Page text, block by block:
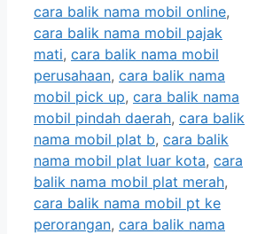
cara balik nama mobil online,
cara balik nama mobil pajak
mati, cara balik nama mobil
perusahaan, cara balik nama
mobil pick up, cara balik nama
mobil pindah daerah, cara balik
nama mobil plat b, cara balik
nama mobil plat luar kota, cara
balik nama mobil plat merah,
cara balik nama mobil pt ke
perorangan, cara balik nama